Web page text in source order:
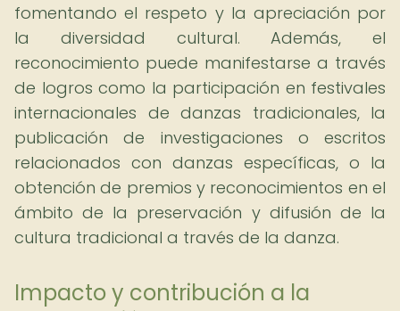
fomentando el respeto y la apreciación por
la diversidad cultural. Además, el
reconocimiento puede manifestarse a través
de logros como la participación en festivales
internacionales de danzas tradicionales, la
publicación de investigaciones o escritos
relacionados con danzas específicas, o la
obtención de premios y reconocimientos en el
ámbito de la preservación y difusión de la
cultura tradicional a través de la danza.
Impacto y contribución a la